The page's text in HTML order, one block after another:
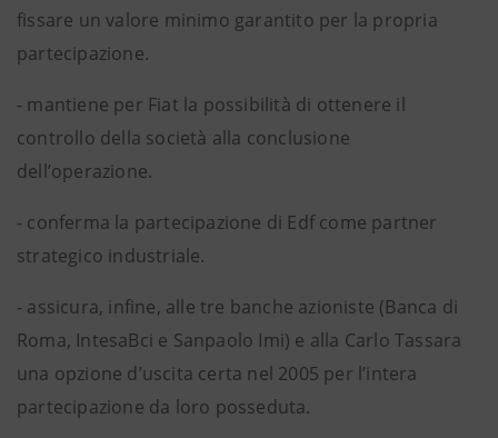
fissare un valore minimo garantito per la propria
partecipazione.
- mantiene per Fiat la possibilità di ottenere il
controllo della società alla conclusione
dell’operazione.
- conferma la partecipazione di Edf come partner
strategico industriale.
- assicura, infine, alle tre banche azioniste (Banca di
Roma, IntesaBci e Sanpaolo Imi) e alla Carlo Tassara
una opzione d’uscita certa nel 2005 per l’intera
partecipazione da loro posseduta.